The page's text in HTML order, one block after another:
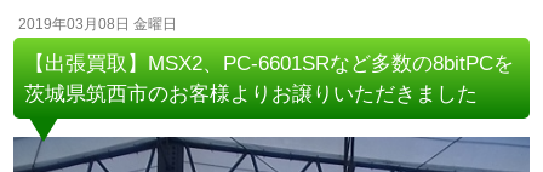
2019年03月08日 金曜日
【出張買取】MSX2、PC-6601SRなど多数の8bitPCを
茨城県筑西市のお客様よりお譲りいただきました